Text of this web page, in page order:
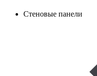
Стеновые панели